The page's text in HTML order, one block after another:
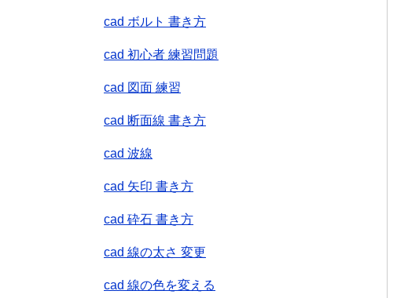
cad ボルト 書き方
cad 初心者 練習問題
cad 図面 練習
cad 断面線 書き方
cad 波線
cad 矢印 書き方
cad 砕石 書き方
cad 線の太さ 変更
cad 線の色を変える